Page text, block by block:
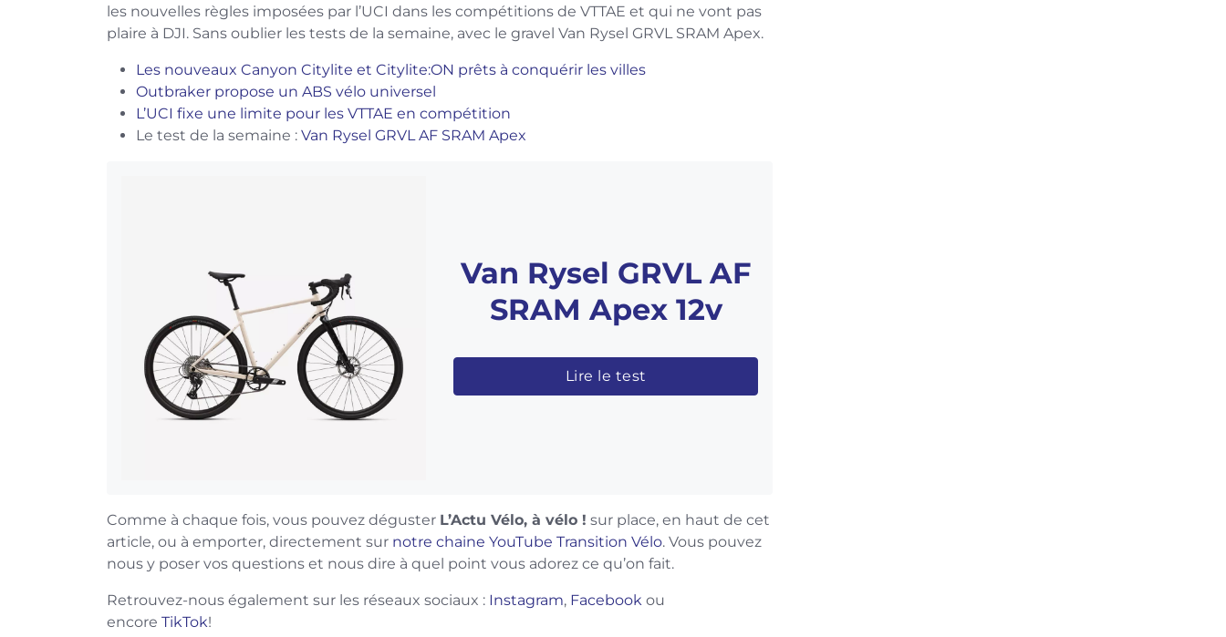
les nouvelles règles imposées par l’UCI dans les compétitions de VTTAE et qui ne vont pas
plaire à DJI. Sans oublier les tests de la semaine, avec le gravel Van Rysel GRVL SRAM Apex.
Les nouveaux Canyon Citylite et Citylite:ON prêts à conquérir les villes
Outbraker propose un ABS vélo universel
L’UCI fixe une limite pour les VTTAE en compétition
Le test de la semaine : Van Rysel GRVL AF SRAM Apex
Van Rysel GRVL AF
SRAM Apex 12v
Lire le test
Comme à chaque fois, vous pouvez déguster L’Actu Vélo, à vélo ! sur place, en haut de cet
article, ou à emporter, directement sur notre chaine YouTube Transition Vélo. Vous pouvez
nous y poser vos questions et nous dire à quel point vous adorez ce qu’on fait.
Retrouvez-nous également sur les réseaux sociaux : Instagram, Facebook ou
encore TikTok!